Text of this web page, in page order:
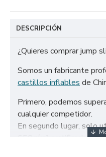
DESCRIPCIÓN
¿Quieres comprar jump
Somos un fabricante
castillos inflables de
Primero, podemos
cualquier competidor.
En segundo lugar, solo
650g/m² certificada de